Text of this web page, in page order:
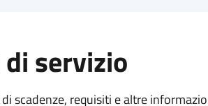
servizio
scadenze, requisiti e altre